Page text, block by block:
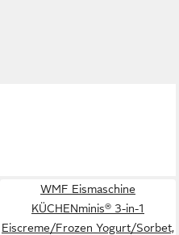
WMF Eismaschine
KÜCHENminis® 3-in-1
Eiscreme/Frozen Yogurt/Sorbet,